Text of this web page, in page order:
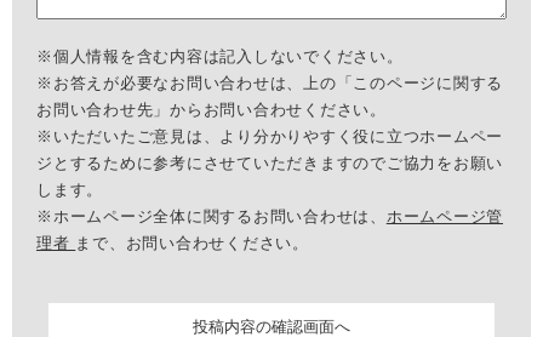
※個人情報を含む内容は記入しないでください。
※お答えが必要なお問い合わせは、上の「このページに関する
お問い合わせ先」からお問い合わせください。
※いただいたご意見は、より分かりやすく役に立つホームペー
ジとするために参考にさせていただきますのでご協力をお願い
します。
※ホームページ全体に関するお問い合わせは、 ホームページ管
理者 まで、お問い合わせください。